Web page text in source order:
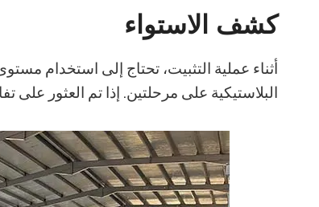
كشف الاستواء
أثناء عملية التثبيت، تحتاج إلى استخدام
البلاستيكية على مرحلتين. إذا تم العثور على